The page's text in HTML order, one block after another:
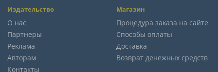
Издательство
О нас
Партнеры
Реклама
Авторам
Контакты
Магазин
Процедура заказа на сайте
Способы оплаты
Доставка
Возврат денежных средств